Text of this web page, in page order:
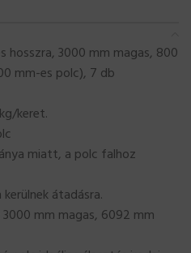
hosszra, 3000 mm magas, 800
mm-es polc), 7 db
keret.
miatt, a polc falhoz
átadásra.
mm magas, 6092 mm